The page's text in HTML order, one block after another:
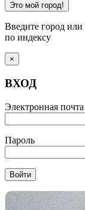
Это мой город!
Введите город
по индексу
×
ВХОД
Электронная почта
Пароль
Войти